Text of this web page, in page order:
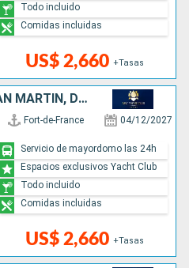
US$ 2,660 +Tasas
Todo incluido
Comidas incluidas
ANTIGUA Y BARBUDA, SAN MARTÍN, DOMINICA
Fort-de-France 04/12/2027
US$ 2,660 +Tasas
Servicio de mayordomo las 24h
Espacios exclusivos Yacht Club
Todo incluido
Comidas incluidas